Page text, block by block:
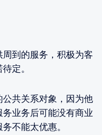
到的服务，积极为客
定。
共关系对象，因为他
业务后可能没有商业
不能太优惠。